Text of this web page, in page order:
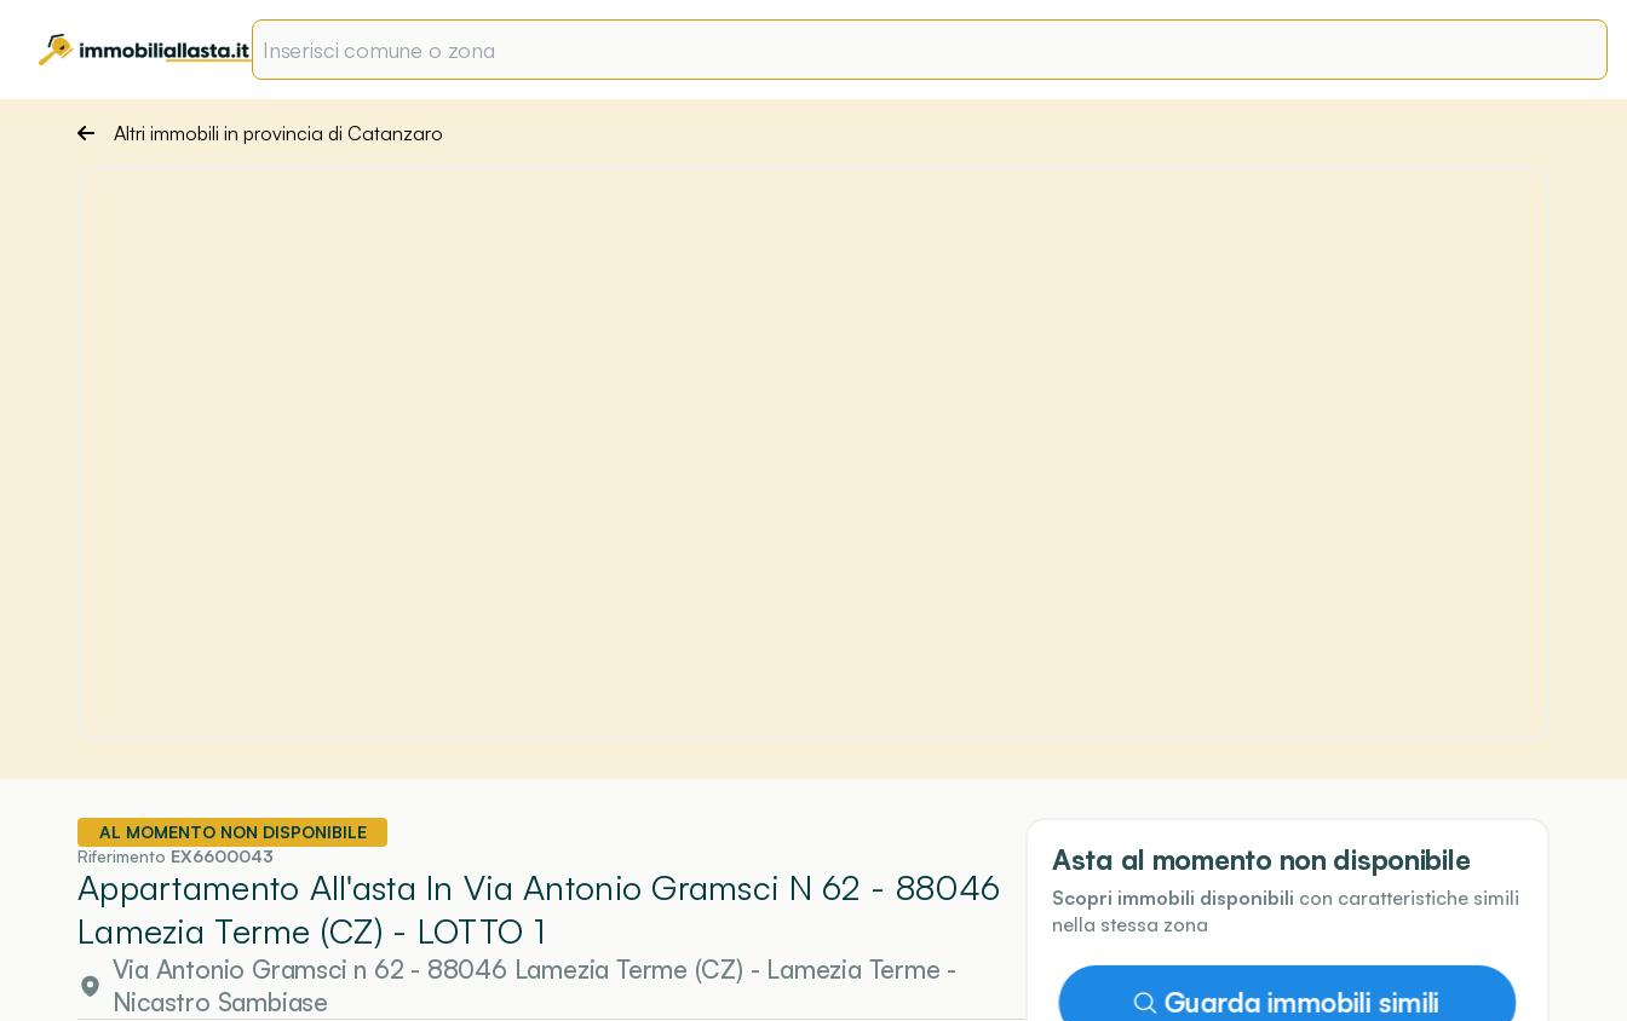
Altri immobili in provincia di Catanzaro
AL MOMENTO NON DISPONIBILE
Riferimento EX6600043
Appartamento All'asta In Via Antonio Gramsci N 62 - 88046
Lamezia Terme (CZ) - LOTTO 1
Via Antonio Gramsci n 62 - 88046 Lamezia Terme (CZ) - Lamezia Terme -
Nicastro Sambiase
Asta al momento non disponibile
Scopri immobili disponibili con caratteristiche simili
nella stessa zona
Guarda immobili simili